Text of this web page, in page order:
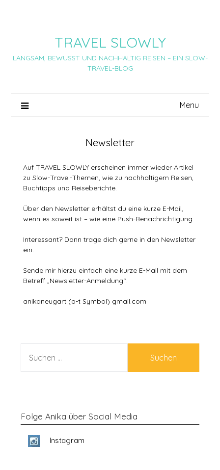
TRAVEL SLOWLY
LANGSAM, BEWUSST UND NACHHALTIG REISEN – EIN SLOW-
TRAVEL-BLOG
Menu
Newsletter
Auf TRAVEL SLOWLY erscheinen immer wieder Artikel
zu Slow-Travel-Themen, wie zu nachhaltigem Reisen,
Buchtipps und Reiseberichte.
Über den Newsletter erhältst du eine kurze E-Mail,
wenn es soweit ist – wie eine Push-Benachrichtigung.
Interessant? Dann trage dich gerne in den Newsletter
ein.
Sende mir hierzu einfach eine kurze E-Mail mit dem
Betreff „Newsletter-Anmeldung“.
anikaneugart (a-t Symbol) gmail.com
NACH:
Folge Anika über Social Media
Instagram